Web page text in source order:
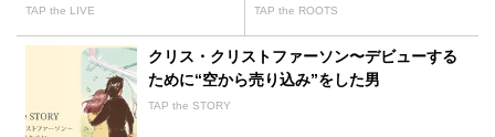
TAP the LIVE TAP the ROOTS
クリス・クリストファーソン〜デビューする
ために“空から売り込み”をした男
TAP the STORY